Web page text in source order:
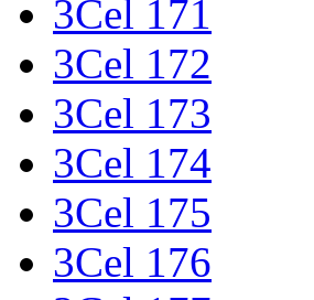
3Cel 171
3Cel 172
3Cel 173
3Cel 174
3Cel 175
3Cel 176